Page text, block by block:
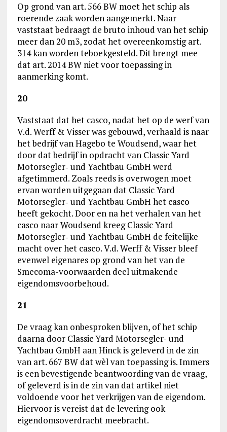
Op grond van art. 566 BW moet het schip als
roerende zaak worden aangemerkt. Naar
vaststaat bedraagt de bruto inhoud van het schip
meer dan 20 m3, zodat het overeenkomstig art.
314 kan worden teboekgesteld. Dit brengt mee
dat art. 2014 BW niet voor toepassing in
aanmerking komt.
20
Vaststaat dat het casco, nadat het op de werf van
V.d. Werff & Visser was gebouwd, verhaald is naar
het bedrijf van Hagebo te Woudsend, waar het
door dat bedrijf in opdracht van Classic Yard
Motorsegler‑ und Yachtbau GmbH werd
afgetimmerd. Zoals reeds is overwogen moet
ervan worden uitgegaan dat Classic Yard
Motorsegler‑ und Yachtbau GmbH het casco
heeft gekocht. Door en na het verhalen van het
casco naar Woudsend kreeg Classic Yard
Motorsegler‑ und Yachtbau GmbH de feitelijke
macht over het casco. V.d. Werff & Visser bleef
evenwel eigenares op grond van het van de
Smecoma-voorwaarden deel uitmakende
eigendomsvoorbehoud.
21
De vraag kan onbesproken blijven, of het schip
daarna door Classic Yard Motorsegler‑ und
Yachtbau GmbH aan Hinck is geleverd in de zin
van art. 667 BW dat wèl van toepassing is. Immers
is een bevestigende beantwoording van de vraag,
of geleverd is in de zin van dat artikel niet
voldoende voor het verkrijgen van de eigendom.
Hiervoor is vereist dat de levering ook
eigendomsoverdracht meebracht.